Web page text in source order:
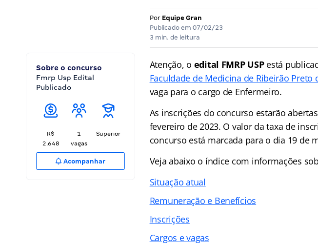
Por Equipe Gran
Publicado em 07/02/23
3 min. de leitura
Sobre o concurso
Fmrp Usp Edital
Publicado
R$
2.648
1
vagas
Superior
Acompanhar
Atenção, o edital FMRP USPestá
Faculdade de Medicina de Ribeirão Preto
vaga para o cargo de Enfermeiro.
As inscrições do concurso estarão
fevereiro de 2023. O valor da taxa de
concurso está marcada para o dia 19 de
Veja abaixo o índice com informações
Situação atual
Remuneração e Benefícios
Inscrições
Cargos e vagas